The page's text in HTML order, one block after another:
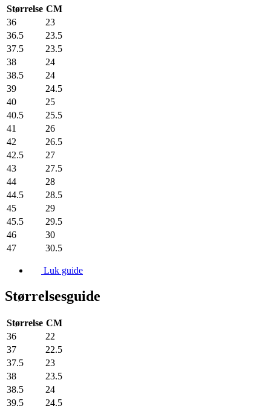
Størrelse CM
36
23
36.5
23.5
37.5
23.5
38
24
38.5
24
39
24.5
40
25
40.5
25.5
41
26
42
26.5
42.5
27
43
27.5
44
28
44.5
28.5
45
29
45.5
29.5
46
30
47
30.5
Luk guide
Størrelsesguide
Størrelse CM
36
22
37
22.5
37.5
23
38
23.5
38.5
24
39.5
24.5